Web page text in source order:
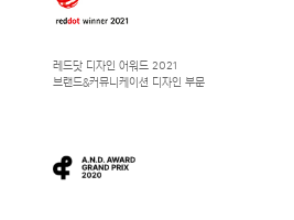
레드닷 디자인 어워드 2021
브랜드&커뮤니케이션 디자인 부문